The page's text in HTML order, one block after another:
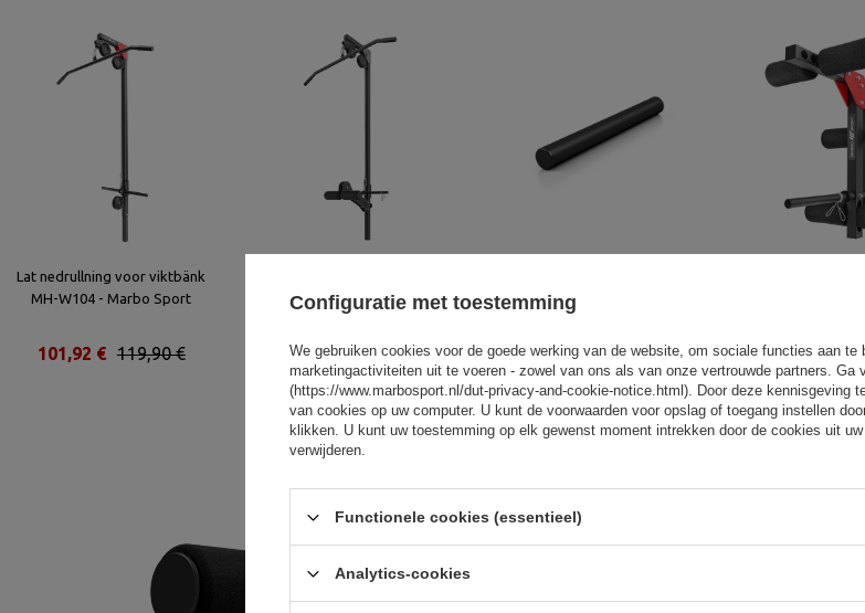
Lat nedrullning voor viktbänk
MH-W104 - Marbo Sport
119,90 €
101,92 €
MS-W102 2.0 - Marbo Sport
135,00 €
118,80 €
gewichtplaathouders 25 mm / 31
19,99 €
16,99 € 67,92 €
Configuratie met toestemming
We gebruiken cookies voor de goede werking van de website, om sociale functies aan te
marketingactiviteiten uit te voeren - zowel van ons als van onze vertrouwde partners. Ga
(https://www.marbosport.nl/dut-privacy-and-cookie-notice.html). Door deze kennisgeving
van cookies op uw computer. U kunt de voorwaarden voor opslag of toegang instellen
klikken. U kunt uw toestemming op elk gewenst moment intrekken door de cookies uit
verwijderen.
Functionele cookies (essentieel)
Analytics-cookies